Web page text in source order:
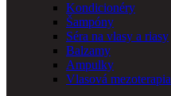
Kondicionéry
Šampóny
Séra na vlasy a riasy
Balzamy
Ampulky
Vlasová mezoterapia